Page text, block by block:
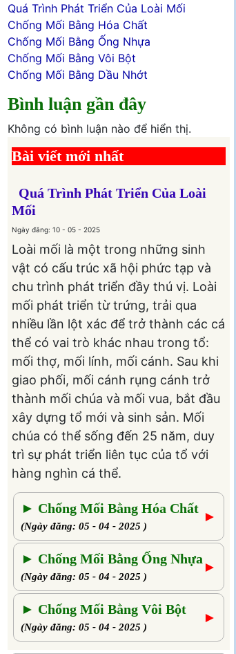
Quá Trình Phát Triển Của Loài Mối
Chống Mối Bằng Hóa Chất
Chống Mối Bằng Ống Nhựa
Chống Mối Bằng Vôi Bột
Chống Mối Bằng Dầu Nhớt
Bình luận gần đây
Không có bình luận nào để hiển thị.
Bài viết mới nhất
Quá Trình Phát Triển Của Loài
Mối
Ngày đăng: 10 - 05 - 2025
Loài mối là một trong những sinh
vật có cấu trúc xã hội phức tạp và
chu trình phát triển đầy thú vị. Loài
mối phát triển từ trứng, trải qua
nhiều lần lột xác để trở thành các cá
thể có vai trò khác nhau trong tổ:
mối thợ, mối lính, mối cánh. Sau khi
giao phối, mối cánh rụng cánh trở
thành mối chúa và mối vua, bắt đầu
xây dựng tổ mới và sinh sản. Mối
chúa có thể sống đến 25 năm, duy
trì sự phát triển liên tục của tổ với
hàng nghìn cá thể.
► Chống Mối Bằng Hóa Chất
(Ngày đăng: 05 - 04 - 2025 )
►
► Chống Mối Bằng Ống Nhựa
(Ngày đăng: 05 - 04 - 2025 )
►
► Chống Mối Bằng Vôi Bột
(Ngày đăng: 05 - 04 - 2025 )
►